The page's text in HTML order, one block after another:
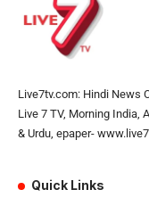
Live7tv.com: Hindi News
Live 7 TV, Morning India,
& Urdu, epaper-
Quick Links